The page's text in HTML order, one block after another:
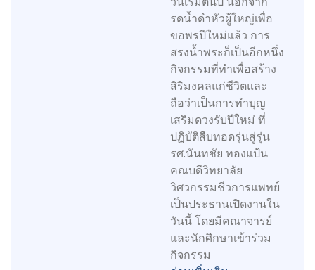
รดน้ำดำหัวผู้ใหญ่เพื่อ
ขอพรปีใหม่แล้ว การ
สรงน้ำพระก็เป็นอีกหนึ่ง
กิจกรรมที่ทำเพื่อสร้าง
สิริมงคลแก่ชีวิตและ
ถือว่าเป็นการทำบุญ
เสริมดวงรับปีใหม่ ที่
ปฏิบัติสืบทอดรุ่นสู่รุ่น
รศ.นันทชัย ทองแป้น
คณบดีวิทยาลัย
วิศวกรรมชีวการแพทย์
เป็นประธานเปิดงานใน
วันนี้ โดยมีคณาจารย์
และนักศึกษาเข้าร่วม
กิจกรรม